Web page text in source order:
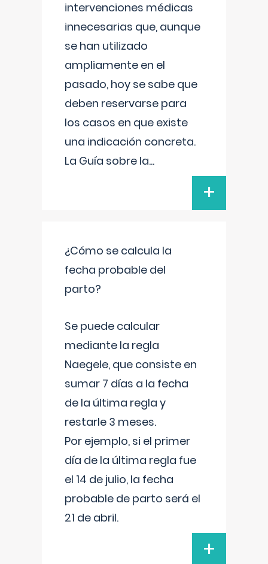
intervenciones médicas
innecesarias que, aunque
se han utilizado
ampliamente en el
pasado, hoy se sabe que
deben reservarse para
los casos en que existe
una indicación concreta.
La Guía sobre la...
+
¿Cómo se calcula la
fecha probable del
parto?
Se puede calcular
mediante la regla
Naegele, que consiste en
sumar 7 días a la fecha
de la última regla y
restarle 3 meses.
Por ejemplo, si el primer
día de la última regla fue
el 14 de julio, la fecha
probable de parto será el
21 de abril.
+